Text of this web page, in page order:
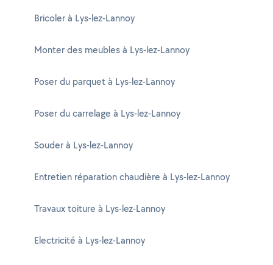
Bricoler à Lys-lez-Lannoy
Monter des meubles à Lys-lez-Lannoy
Poser du parquet à Lys-lez-Lannoy
Poser du carrelage à Lys-lez-Lannoy
Souder à Lys-lez-Lannoy
Entretien réparation chaudière à Lys-lez-Lannoy
Travaux toiture à Lys-lez-Lannoy
Electricité à Lys-lez-Lannoy